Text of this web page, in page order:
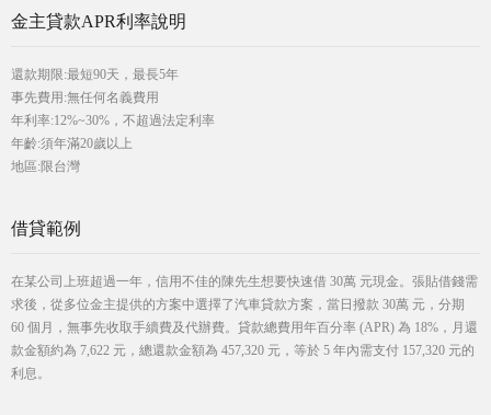
金主貸款APR利率說明
還款期限:最短90天，最長5年
事先費用:無任何名義費用
年利率:12%~30%，不超過法定利率
年齡:須年滿20歲以上
地區:限台灣
借貸範例
在某公司上班超過一年，信用不佳的陳先生想要快速借 30萬 元現金。張貼借錢需
求後，從多位金主提供的方案中選擇了汽車貸款方案，當日撥款 30萬 元，分期
60 個月，無事先收取手續費及代辦費。貸款總費用年百分率 (APR) 為 18%，月還
款金額約為 7,622 元，總還款金額為 457,320 元，等於 5 年內需支付 157,320 元的
利息。